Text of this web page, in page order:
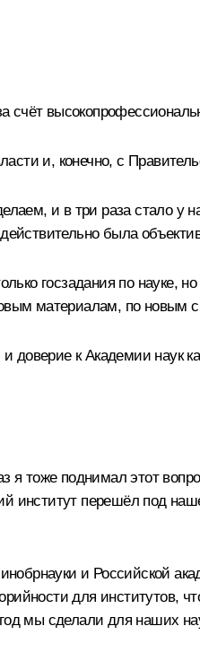
счёт
и, конечно, с
и в три раза стало
была
госзадания по науке,
материалам, по новым
к Академии наук
я тоже поднимал этот
институт перешёл под
и Российской
для институтов,
мы сделали для наших